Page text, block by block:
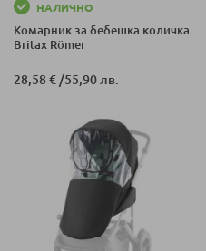
НАЛИЧНО
Комарник за бебешка количка
Britax Römer
28,58 € /55,90 лв.